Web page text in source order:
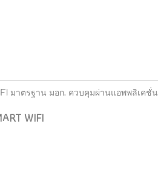
มาตรฐาน มอก. ควบคุมผ่านแอพพลิเคชั่น
WIFI